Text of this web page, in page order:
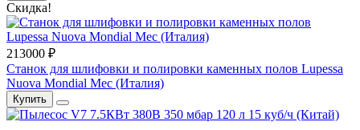
Скидка!
213000 ₽
Станок для шлифовки и полировки каменных полов Lupessa
Nuova Mondial Mec (Италия)
Купить